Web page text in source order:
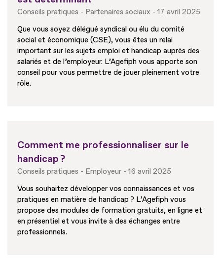
Conseils pratiques Partenaires sociaux
17 avril 2025
Que vous soyez délégué syndical ou élu du comité
social et économique (CSE), vous êtes un relai
important sur les sujets emploi et handicap auprès des
salariés et de l’employeur. L’Agefiph vous apporte son
conseil pour vous permettre de jouer pleinement votre
rôle.
Comment me professionnaliser sur le
handicap ?
Conseils pratiques Employeur
16 avril 2025
Vous souhaitez développer vos connaissances et vos
pratiques en matière de handicap ? L’Agefiph vous
propose des modules de formation gratuits, en ligne et
en présentiel et vous invite à des échanges entre
professionnels.